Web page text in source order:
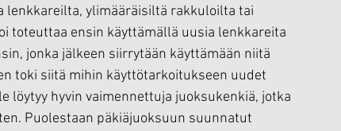
lenkkareilta, ylimääräisiltä rakkuloilta tai
toteuttaa ensin käyttämällä uusia lenkkareita
jonka jälkeen siirrytään käyttämään niitä
toki siitä mihin käyttötarkoitukseen uudet
löytyy hyvin vaimennettuja juoksukenkiä, jotka
Puolestaan päkiäjuoksuun suunnatut